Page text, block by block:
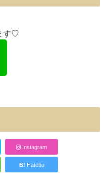
す♡
Instagram
B! Hatebu